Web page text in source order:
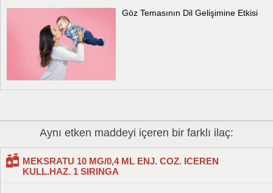
Göz Temasının Dil Gelişimine Etkisi
Aynı etken maddeyi içeren bir farklı ilaç:
MEKSRATU 10 MG/0,4 ML ENJ. COZ. ICEREN
KULL.HAZ. 1 SIRINGA